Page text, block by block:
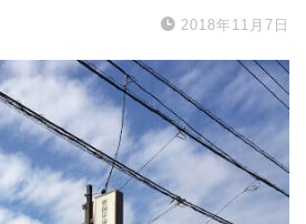
2018年11月7日